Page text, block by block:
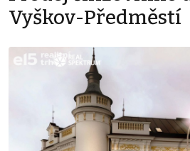
Vyškov-Předměstí